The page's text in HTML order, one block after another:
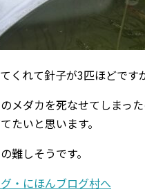
くれて針子が3匹ほどです
メダカを死なせてしまっ
たいと思います。
難しそうです。